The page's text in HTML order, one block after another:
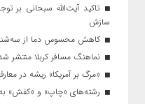
تاکید آیت‌الله‌ سبحانی بر
سازش
کاهش محسوس دما از
نماهنگ مسافر کربلا منتشر
«مرگ بر آمریکا» ریشه در
رشته‌های «چاپ» و «کفش»